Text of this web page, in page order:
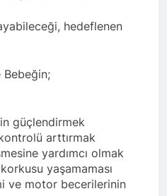
hedeflenen
Bebeğin;
güçlendirmek
arttırmak
yardımcı olmak
yaşamaması
ve motor becerilerinin